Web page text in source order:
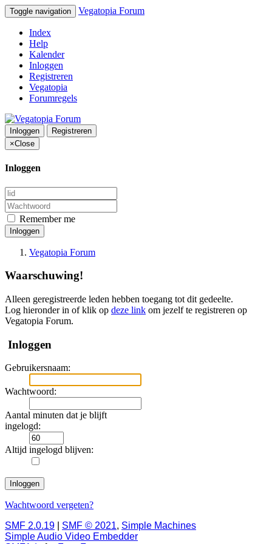
Toggle navigation Vegatopia Forum
Index
Help
Kalender
Inloggen
Registreren
Vegatopia
Forumregels
Inloggen
Registreren
×Close
Inloggen
Remember me
Inloggen
Vegatopia Forum
Waarschuwing!
Alleen geregistreerde leden hebben toegang tot dit gedeelte.
Log hieronder in of klik op deze link om jezelf te registreren op
Vegatopia Forum.
Inloggen
Gebruikersnaam:
Wachtwoord:
Aantal minuten dat je blijft
ingelogd:
Altijd ingelogd blijven:
Wachtwoord vergeten?
SMF 2.0.19
SMF © 2021, Simple Machines
Simple Audio Video Embedder